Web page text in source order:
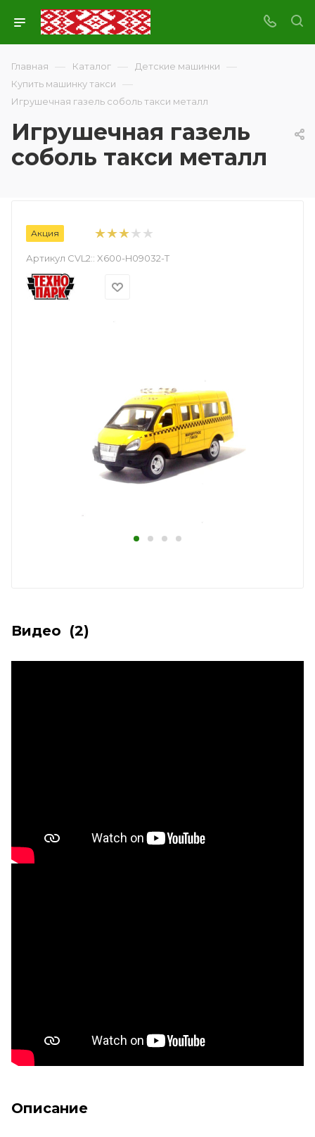
Главная — Каталог — Детские машинки —
Купить машинку такси —
Игрушечная газель соболь такси металл
Игрушечная газель
соболь такси металл
Акция
Артикул CVL2:: X600-H09032-T
Видео (2)
Описание